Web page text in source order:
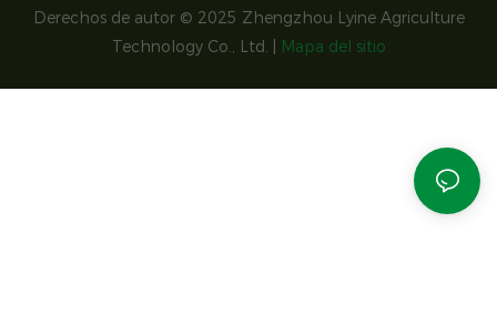
Derechos de autor © 2025 Zhengzhou Lyine Agriculture
Technology Co., Ltd. |
Mapa del sitio